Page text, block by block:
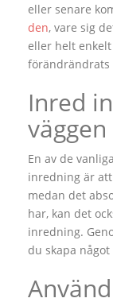
eller senare
den, vare sig
eller helt
förändrändrats
Inred
väggen
En av de
inredning är
medan det
har, kan det
inredning.
du skapa